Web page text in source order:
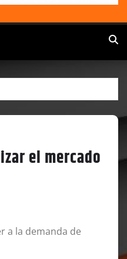
el mercado
a la demanda de